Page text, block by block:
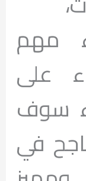
مهم
على
سوف
في